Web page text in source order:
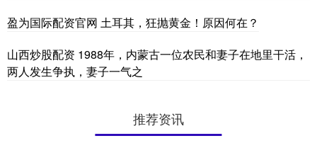
盈为国际配资官网 土耳其，狂抛黄金！原因何在？
山西炒股配资 1988年，内蒙古一位农民和妻子在地里干活，
两人发生争执，妻子一气之
推荐资讯